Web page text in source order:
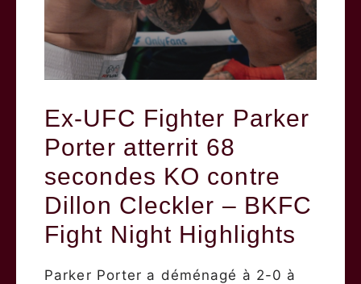
Ex-UFC Fighter Parker
Porter atterrit 68
secondes KO contre
Dillon Cleckler – BKFC
Fight Night Highlights
Parker Porter a déménagé à 2-0 à